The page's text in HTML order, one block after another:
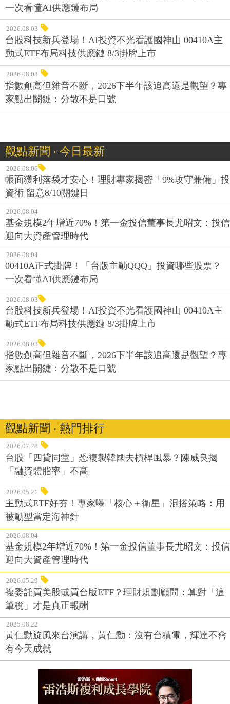
一次看懂AI供應鏈布局
2026.08.03
台股科技新兵登場！AI投資不光看護國神山 00410A主
動式ETF布局科技供應鏈 8/3掛牌上市
2026.08.03
指數創高但雜音不斷，2026下半年該追高還是觀望？專
家點出關鍵：分散不是口號
觀點新聞 ‧ 今日最新
2026.08.06
帳面獲利落袋才安心！理財專家揭密「9%攻守兼備」投
資術 留意8/10關鍵日
2026.08.04
基金規模2年增近70%！第一金投信董事長尤昭文：投信
迎向大資產管理時代
2026.08.04
00410A正式掛牌！「台版主動QQQ」投資哪些股票？
一次看懂AI供應鏈布局
2026.08.03
台股科技新兵登場！AI投資不光看護國神山 00410A主
動式ETF布局科技供應鏈 8/3掛牌上市
2026.08.03
指數創高但雜音不斷，2026下半年該追高還是觀望？專
家點出關鍵：分散不是口號
觀點新聞 ‧ 熱門排行
2026.07.28
台股「四貸同堂」恐複製韓國去槓桿風暴？陳威良揭
「融資體脂率」不高
2026.05.21
主動式ETF好夯！專家曝「核心＋衛星」混搭策略：用
被動型當定海神針
2026.08.04
基金規模2年增近70%！第一金投信董事長尤昭文：投信
迎向大資產管理時代
2026.05.29
複委託買美股或買台版ETF？理財規劃顧問：算對「這
筆稅」才是真正報酬
2025.08.22
黃仁勳旋風來台演講，黃仁勳：沒有台積電，輝達不會
有今天成就